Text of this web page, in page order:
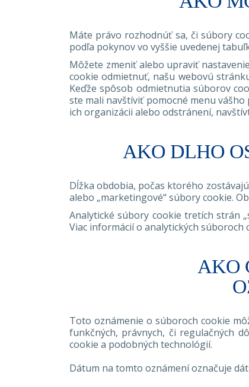
Máte právo rozhodnúť sa, či súbory
podľa pokynov vo vyššie uvedenej
Môžete zmeniť alebo upraviť
cookie odmietnuť, našu webovú
Keďže spôsob odmietnutia súborov
ste mali navštíviť pomocné menu
ich organizácii alebo odstránení,
AKO DLHO
Dĺžka obdobia, počas ktorého
alebo „marketingové“ súbory cookie.
Analytické súbory cookie tretích strán
Viac informácií o analytických súboroch
AKO
Toto oznámenie o súboroch cookie
funkčných, právnych, či regulačných
cookie a podobných technológií.
Dátum na tomto oznámení označuje